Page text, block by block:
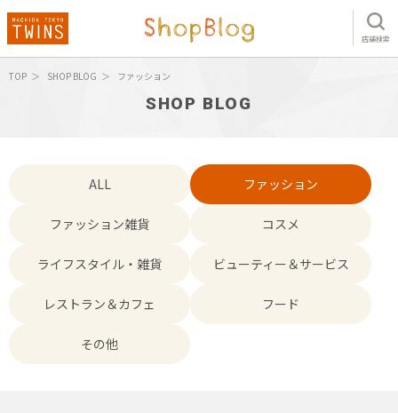
店舗検索
TOP SHOP BLOG ファッション
SHOP BLOG
ALL ファッション
ファッション雑貨 コスメ
ライフスタイル・雑貨 ビューティー＆サービス
レストラン＆カフェ フード
その他